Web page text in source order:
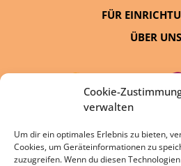
Cookie-
verwalten
Um dir ein optimales Erlebnis zu bieten,
Cookies, um Geräteinformationen zu
zuzugreifen. Wenn du dieseneine Initiative
FÜR
ÜBER UNS